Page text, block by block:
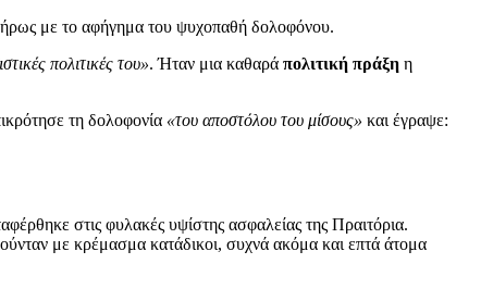
με το αφήγημα του ψυχοπαθή δολοφόνου.
πολιτικές του». Ήταν μια καθαρά πολιτική πράξη η
τη δολοφονία «του αποστόλου του μίσους» και έγραψε:
στις φυλακές υψίστης ασφαλείας της Πραιτόρια.
με κρέμασμα κατάδικοι, συχνά ακόμα και επτά άτομα